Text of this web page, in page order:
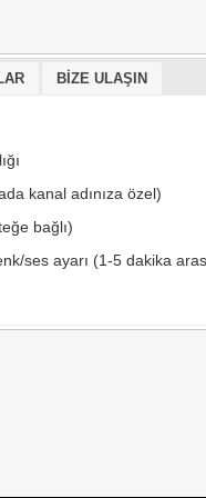
BIZE ULAŞIN
kanal adınıza özel)
bağlı)
ses ayarı (1-5 dakika